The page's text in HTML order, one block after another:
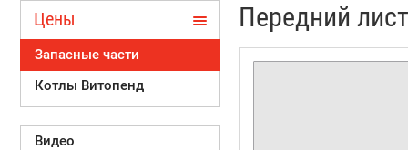
Передний лист
Цены
Запасные части
Котлы Витопенд
Видео